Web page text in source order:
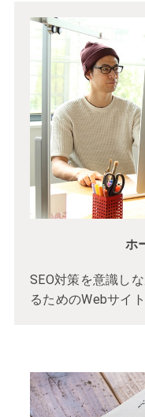
ホ
SEO対策を意識し
るためのWebサイ